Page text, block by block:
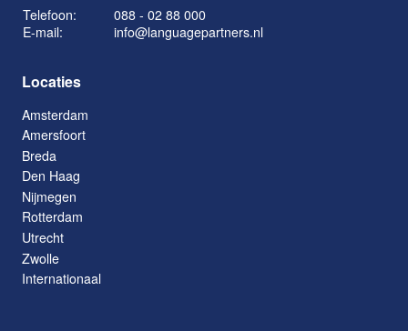
Telefoon:
088 - 02 88 000
E-mail:
info@languagepartners.nl
Locaties
Amsterdam
Amersfoort
Breda
Den Haag
Nijmegen
Rotterdam
Utrecht
Zwolle
Internationaal